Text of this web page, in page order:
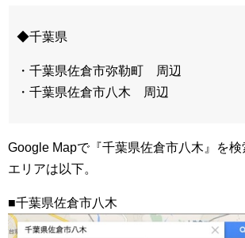
◆千葉県
・千葉県佐倉市弥勒町 周辺
・千葉県佐倉市八木 周辺
Google Mapで『千葉県佐倉市八木』を
エリアは以下。
■千葉県佐倉市八木